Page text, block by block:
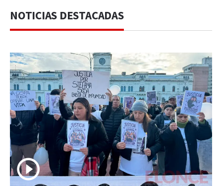
NOTICIAS DESTACADAS